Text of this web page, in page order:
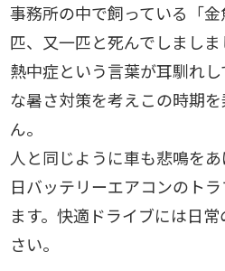
事務所の中で飼っている「
匹、又一匹と死んでしましま
熱中症という言葉が耳馴れ
な暑さ対策を考えこの時期
ん。
人と同じように車も悲鳴を
日バッテリーエアコンのト
ます。快適ドライブには日
さい。